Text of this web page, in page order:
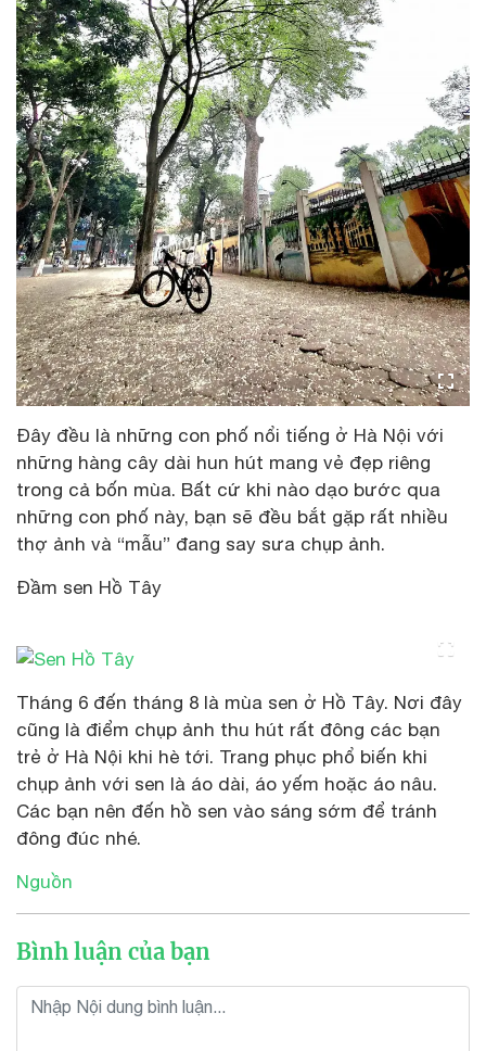
Đây đều là những con phố nổi tiếng ở Hà Nội với
những hàng cây dài hun hút mang vẻ đẹp riêng
trong cả bốn mùa. Bất cứ khi nào dạo bước qua
những con phố này, bạn sẽ đều bắt gặp rất nhiều
thợ ảnh và “mẫu” đang say sưa chụp ảnh.
Đầm sen Hồ Tây
Tháng 6 đến tháng 8 là mùa sen ở Hồ Tây. Nơi đây
cũng là điểm chụp ảnh thu hút rất đông các bạn
trẻ ở Hà Nội khi hè tới. Trang phục phổ biến khi
chụp ảnh với sen là áo dài, áo yếm hoặc áo nâu.
Các bạn nên đến hồ sen vào sáng sớm để tránh
đông đúc nhé.
Nguồn
Bình luận của bạn